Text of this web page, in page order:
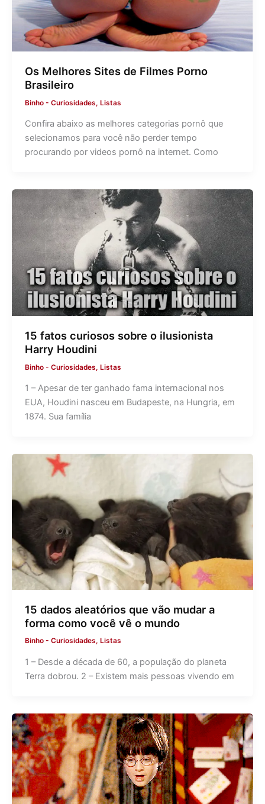
Os Melhores Sites de Filmes Porno
Brasileiro
Binho - Curiosidades, Listas
Confira abaixo as melhores categorias pornô que
selecionamos para você não perder tempo
procurando por videos pornô na internet. Como
15 fatos curiosos sobre o ilusionista
Harry Houdini
Binho - Curiosidades, Listas
1 – Apesar de ter ganhado fama internacional nos
EUA, Houdini nasceu em Budapeste, na Hungria, em
1874. Sua família
15 dados aleatórios que vão mudar a
forma como você vê o mundo
Binho - Curiosidades, Listas
1 – Desde a década de 60, a população do planeta
Terra dobrou. 2 – Existem mais pessoas vivendo em